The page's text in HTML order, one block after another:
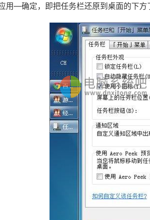
用—确定，即把任务栏还原到桌面的下方